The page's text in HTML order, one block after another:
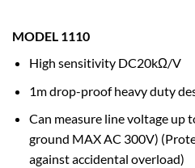
MODEL 1110
High sensitivity DC20kΩ/V
1m drop-proof heavy duty
Can measure line voltage up
ground MAX AC 300V)
against accidental overload)